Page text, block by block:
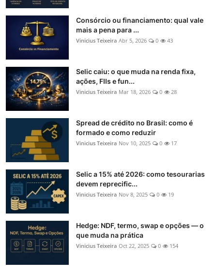
Consórcio ou financiamento: qual vale
mais a pena para ...
Vinicius Teixeira Abr 5, 2026 0 43
Selic caiu: o que muda na renda fixa,
ações, FIIs e fun...
Vinicius Teixeira Mar 18, 2026 0 28
Spread de crédito no Brasil: como é
formado e como reduzir
Vinicius Teixeira Nov 10, 2025 0 17
Selic a 15% até 2026: como tesourarias
devem reprecific...
Vinicius Teixeira Nov 8, 2025 0 19
Hedge: NDF, termo, swap e opções — o
que muda na prática
Vinicius Teixeira Oct 22, 2025 0 154